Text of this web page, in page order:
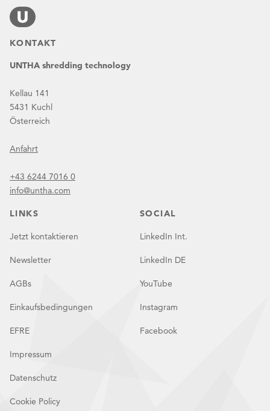
KONTAKT
UNTHA shredding technology
Kellau 141
5431 Kuchl
Österreich
Anfahrt
+43 6244 7016 0
info@untha.com
LINKS
Jetzt kontaktieren
Newsletter
AGBs
Einkaufsbedingungen
EFRE
Impressum
Datenschutz
Cookie Policy
SOCIAL
LinkedIn Int.
LinkedIn DE
YouTube
Instagram
Facebook